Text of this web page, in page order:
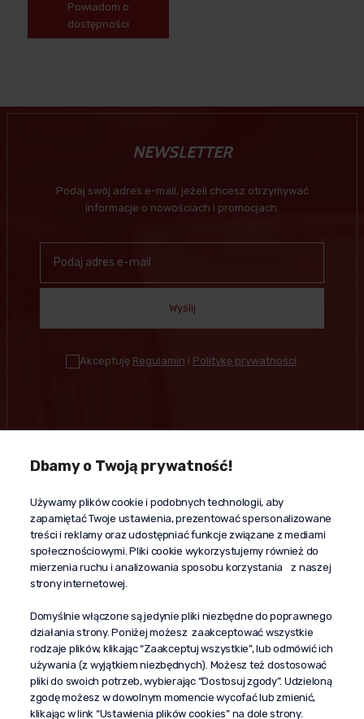
Powiadom o
dostępności
NEWSLETTER
Podaj swój adres e-mail, jeżeli chcesz otrzymywać
informacje o nowościach i promocjach.
Wyślij
Akceptuję Regulamin i Politykę prywatności
Kontakt
+48 603 610 870
kontakt@propaganda24h.pl
“Propaganda"
al. Komisji Edukacji Narodowej 51/U5
02-797 Warszawa
Dostawa
Moje konto
O firmie
Dbamy o Twoją prywatność!
Używamy plików cookie i podobnych technologii, aby
zapamiętać Twoje ustawienia, prezentować spersonalizowane
treści i reklamy oraz udostępniać funkcje związane z mediami
społecznościowymi. Pliki cookie wykorzystujemy również do
mierzenia ruchu i analizowania sposobu korzystania z naszej
strony internetowej.
Domyślnie włączone są jedynie pliki niezbędne do poprawnego
działania strony. Poniżej możesz zaakceptować wszystkie
rodzaje plików, klikając “Zaakceptuj wszystkie”, lub odmówić ich
używania (z wyjątkiem niezbędnych). Możesz też dostosować
pliki do swoich potrzeb, wybierając “Dostosuj zgody”. Udzieloną
zgodę możesz w dowolnym momencie wycofać lub zmienić,
klikając w link “Ustawienia plików cookies” na dole strony.